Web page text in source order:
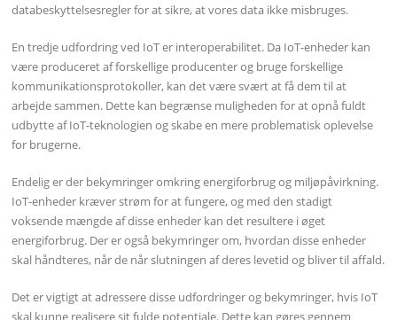
databeskyttelsesregler for at sikre, at vores data ikke misbruges.
En tredje udfordring ved IoT er interoperabilitet. Da IoT-enheder kan
være produceret af forskellige producenter og bruge forskellige
kommunikationsprotokoller, kan det være svært at få dem til at
arbejde sammen. Dette kan begrænse muligheden for at opnå fuldt
udbytte af IoT-teknologien og skabe en mere problematisk oplevelse
for brugerne.
Endelig er der bekymringer omkring energiforbrug og miljøpåvirkning.
IoT-enheder kræver strøm for at fungere, og med den stadigt
voksende mængde af disse enheder kan det resultere i øget
energiforbrug. Der er også bekymringer om, hvordan disse enheder
skal håndteres, når de når slutningen af deres levetid og bliver til affald.
Det er vigtigt at adressere disse udfordringer og bekymringer, hvis IoT
skal kunne realisere sit fulde potentiale. Dette kan gøres gennem